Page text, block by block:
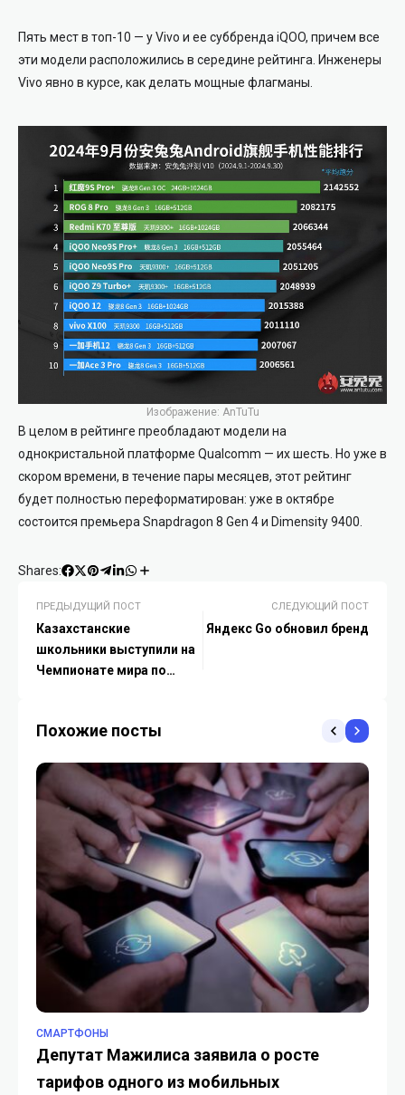
Пять мест в топ-10 — у Vivo и ее суббренда iQOO, причем все
эти модели расположились в середине рейтинга. Инженеры
Vivo явно в курсе, как делать мощные флагманы.
Изображение: AnTuTu
В целом в рейтинге преобладают модели на
однокристальной платформе Qualcomm — их шесть. Но уже в
скором времени, в течение пары месяцев, этот рейтинг
будет полностью переформатирован: уже в октябре
состоится премьера Snapdragon 8 Gen 4 и Dimensity 9400.
Shares:
ПРЕДЫДУЩИЙ ПОСТ
Казахстанские
школьники выступили на
Чемпионате мира по
СЛЕДУЮЩИЙ ПОСТ
Яндекс Go обновил бренд
Похожие посты
СМАРТФОНЫ
Депутат Мажилиса заявила о росте
тарифов одного из мобильных